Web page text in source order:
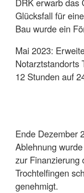
Glücksfall für
Bau wurde ein
Mai 2023:
Notarztstandorts
12 Stunden auf
Ende Dezember
Ablehnung
zur Finanzierung
Trochtelfingen
genehmigt.